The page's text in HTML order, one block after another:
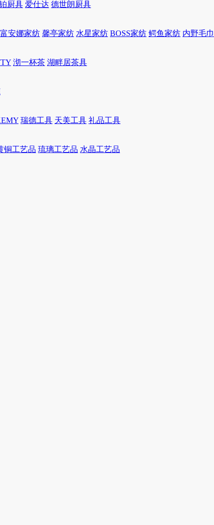
厨具 爱仕达 德世朗厨具
富安娜家纺 馨亭家纺 水星家纺 BOSS家纺 鳄鱼家纺 内野毛巾
沏一杯茶 湖畔居茶具
瑞德工具 天美工具 礼品工具
铜工艺品 琉璃工艺品 水晶工艺品